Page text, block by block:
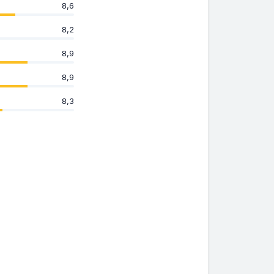
8,6
8,2
8,9
8,9
8,3